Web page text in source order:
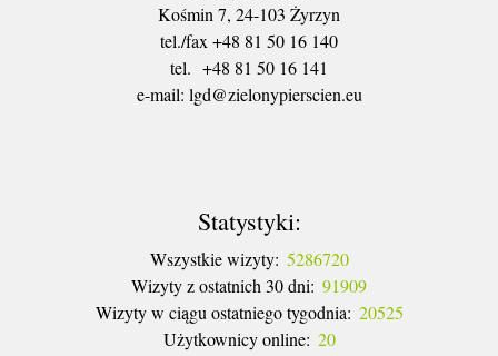
Kośmin 7, 24-103 Żyrzyn
tel./fax +48 81 50 16 140
tel. +48 81 50 16 141
​e-mail: lgd@zielonypierscien.eu
Statystyki:
Wszystkie wizyty: 5286720
Wizyty z ostatnich 30 dni: 91909
Wizyty w ciągu ostatniego tygodnia: 20525
Użytkownicy online: 20